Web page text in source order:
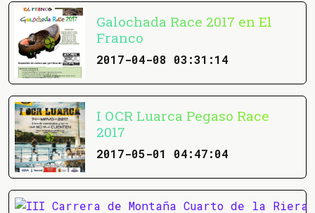
Galochada Race 2017 en El
Franco
2017-04-08 03:31:14
I OCR Luarca Pegaso Race
2017
2017-05-01 04:47:04